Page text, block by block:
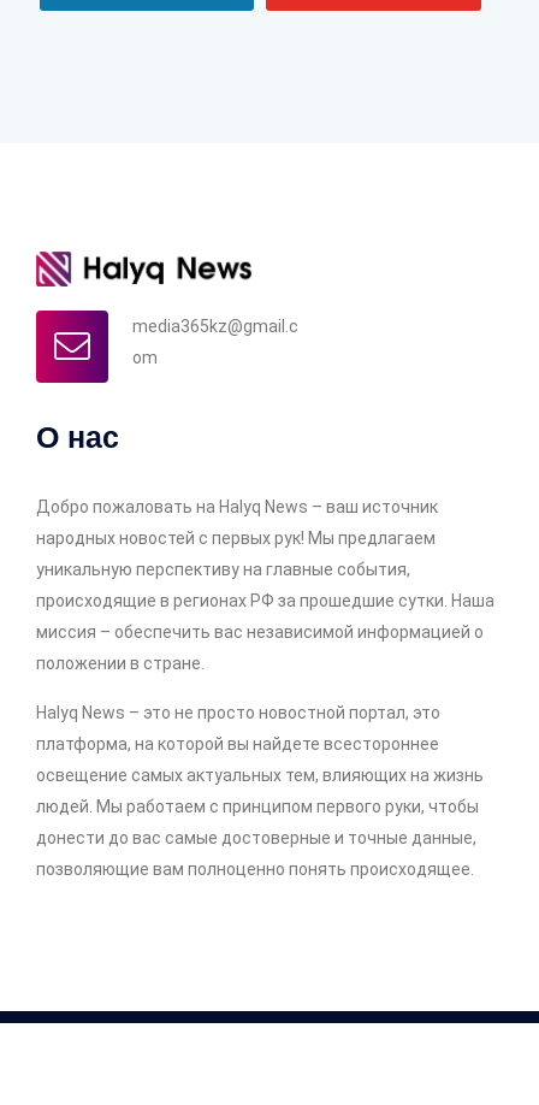
media365kz@gmail.c
om
О нас
Добро пожаловать на Halyq News – ваш источник
народных новостей с первых рук! Мы предлагаем
уникальную перспективу на главные события,
происходящие в регионах РФ за прошедшие сутки. Наша
миссия – обеспечить вас независимой информацией о
положении в стране.
Halyq News – это не просто новостной портал, это
платформа, на которой вы найдете всестороннее
освещение самых актуальных тем, влияющих на жизнь
людей. Мы работаем с принципом первого руки, чтобы
донести до вас самые достоверные и точные данные,
позволяющие вам полноценно понять происходящее.